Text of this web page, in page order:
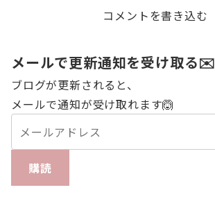
コメントを書き込む
メールで更新通知を受け取る✉️
ブログが更新されると、
メールで通知が受け取れます🙆
購読